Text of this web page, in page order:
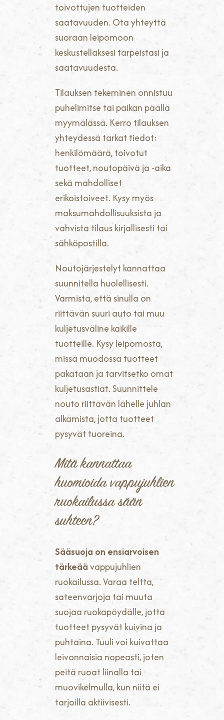
toivottujen tuotteiden
saatavuuden. Ota yhteyttä
suoraan leipomoon
keskustellaksesi tarpeistasi ja
saatavuudesta.
Tilauksen tekeminen onnistuu
puhelimitse tai paikan päällä
myymälässä. Kerro tilauksen
yhteydessä tarkat tiedot:
henkilömäärä, toivotut
tuotteet, noutopäivä ja -aika
sekä mahdolliset
erikoistoiveet. Kysy myös
maksumahdollisuuksista ja
vahvista tilaus kirjallisesti tai
sähköpostilla.
Noutojärjestelyt kannattaa
suunnitella huolellisesti.
Varmista, että sinulla on
riittävän suuri auto tai muu
kuljetusväline kaikille
tuotteille. Kysy leipomosta,
missä muodossa tuotteet
pakataan ja tarvitsetko omat
kuljetusastiat. Suunnittele
nouto riittävän lähelle juhlan
alkamista, jotta tuotteet
pysyvät tuoreina.
Mitä kannattaa
huomioida vappujuhlien
ruokailussa sään
suhteen?
Sääsuoja on ensiarvoisen
tärkeäävappujuhlien
ruokailussa. Varaa teltta,
sateenvarjoja tai muuta
suojaa ruokapöydälle, jotta
tuotteet pysyvät kuivina ja
puhtaina. Tuuli voi kuivattaa
leivonnaisia nopeasti, joten
peitä ruoat liinalla tai
muovikelmulla, kun niitä ei
tarjoilla aktiivisesti.